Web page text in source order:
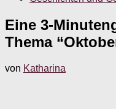
Eine 3-
Thema
von Katharina